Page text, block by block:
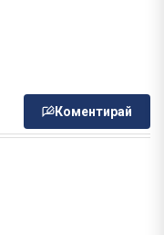
Коментирай